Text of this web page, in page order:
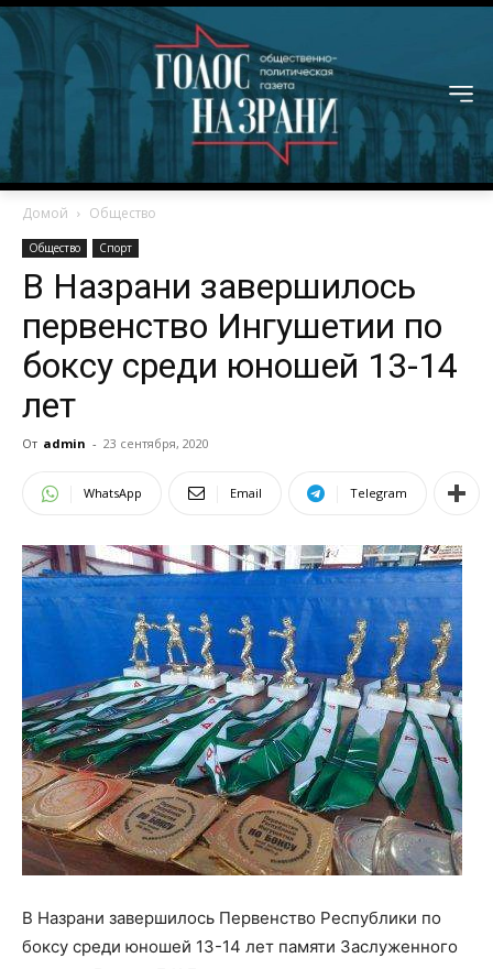
Домой Общество
Общество Спорт
В Назрани завершилось
первенство Ингушетии по
боксу среди юношей 13-14
лет
От admin - 23 сентября, 2020
WhatsApp Email Telegram
В Назрани завершилось Первенство Республики по
боксу среди юношей 13-14 лет памяти Заслуженного